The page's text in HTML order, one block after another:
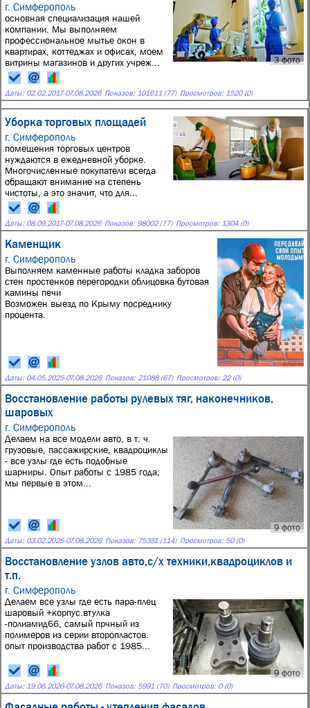
г. Симферополь
3 фото
основная специализация нашей
компании. Мы выполняем
профессиональное мытье окон в
квартирах, коттеджах и офисах, моем
витрины магазинов и других учреж...
Даты: 02.02.2017-07.08.2026 Показов: 101611 (77) Просмотров: 1520 (0)
Уборка торговых площадей
г. Симферополь
помещения торговых центров
нуждаются в ежедневной уборке.
Многочисленные покупатели всегда
обращают внимание на степень
чистоты, а это значит, что для...
Даты: 08.09.2017-07.08.2026 Показов: 98002 (77) Просмотров: 1304 (0)
Каменщик
г. Симферополь
Выполняем каменные работы кладка заборов
стен простенков перегородки облицовка бутовая
камины печи
Возможен выезд по Крыму посреднику
процента.
Даты: 04.05.2025-07.08.2026 Показов: 21088 (67) Просмотров: 22 (0)
Восстановление работы рулевых тяг, наконечников,
шаровых
г. Симферополь
9 фото
Делаем на все модели авто, в т. ч.
грузовые, пассажирские, квадроциклы
- все узлы где есть подобные
шарниры. Опыт работы с 1985 года,
мы первые в этом...
Даты: 03.02.2025-07.08.2026 Показов: 75351 (114) Просмотров: 50 (0)
Восстановление узлов авто,с/х техники,квадроциклов и
т.п.
г. Симферополь
9 фото
Делаем все узлы где есть пара-плец
шаровый +корпус.втулка
-полиамид66, самый прчный из
полимеров из серии второпластов.
опыт производства работ с 1985...
Даты: 19.06.2026-07.08.2026 Показов: 5991 (70) Просмотров: 0 (0)